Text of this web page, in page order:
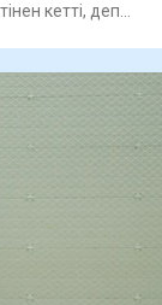
кетті, деп